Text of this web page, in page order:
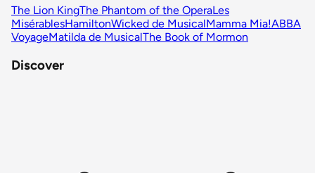
The Lion KingThe Phantom of the OperaLes
MisérablesHamiltonWicked de MusicalMamma Mia!ABBA
VoyageMatilda de MusicalThe Book of Mormon
Discover